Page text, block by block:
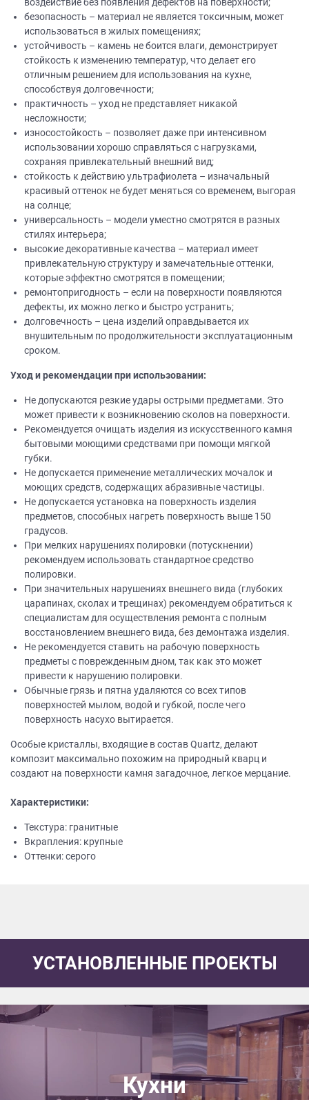
воздействие без появления дефектов на поверхности;
безопасность – материал не является токсичным, может
использоваться в жилых помещениях;
устойчивость – камень не боится влаги, демонстрирует
стойкость к изменению температур, что делает его
отличным решением для использования на кухне,
способствуя долговечности;
практичность – уход не представляет никакой
несложности;
износостойкость – позволяет даже при интенсивном
использовании хорошо справляться с нагрузками,
сохраняя привлекательный внешний вид;
стойкость к действию ультрафиолета – изначальный
красивый оттенок не будет меняться со временем, выгорая
на солнце;
универсальность – модели уместно смотрятся в разных
стилях интерьера;
высокие декоративные качества – материал имеет
привлекательную структуру и замечательные оттенки,
которые эффектно смотрятся в помещении;
ремонтопригодность – если на поверхности появляются
дефекты, их можно легко и быстро устранить;
долговечность – цена изделий оправдывается их
внушительным по продолжительности эксплуатационным
сроком.
Уход и рекомендации при использовании:
Не допускаются резкие удары острыми предметами. Это
может привести к возникновению сколов на поверхности.
Рекомендуется очищать изделия из искусственного камня
бытовыми моющими средствами при помощи мягкой
губки.
Не допускается применение металлических мочалок и
моющих средств, содержащих абразивные частицы.
Не допускается установка на поверхность изделия
предметов, способных нагреть поверхность выше 150
градусов.
При мелких нарушениях полировки (потускнении)
рекомендуем использовать стандартное средство
полировки.
При значительных нарушениях внешнего вида (глубоких
царапинах, сколах и трещинах) рекомендуем обратиться к
специалистам для осуществления ремонта с полным
восстановлением внешнего вида, без демонтажа изделия.
Не рекомендуется ставить на рабочую поверхность
предметы с поврежденным дном, так как это может
привести к нарушению полировки.
Обычные грязь и пятна удаляются со всех типов
поверхностей мылом, водой и губкой, после чего
поверхность насухо вытирается.
Особые кристаллы, входящие в состав Quartz, делают
композит максимально похожим на природный кварц и
создают на поверхности камня загадочное, легкое мерцание.
Характеристики:
Текстура: гранитные
Вкрапления: крупные
Оттенки: серого
УСТАНОВЛЕННЫЕ ПРОЕКТЫ
Кухни